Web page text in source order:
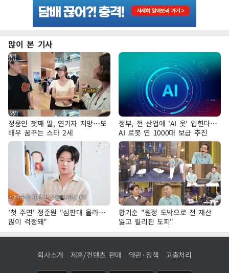
많이 본 기사
정웅인 첫째 딸, 연기자 지망…또
배우 꿈꾸는 스타 2세
정부, 전 산업에 'AI 옷' 입힌다…
AI 로봇 연 1000대 보급 추진
'첫 주연' 정준원 "심판대 올라…
많이 걱정돼"
황기순 "원정 도박으로 전 재산
잃고 필리핀 도피"
회사소개 제휴/컨텐츠 판매 약관·정책 고충처리